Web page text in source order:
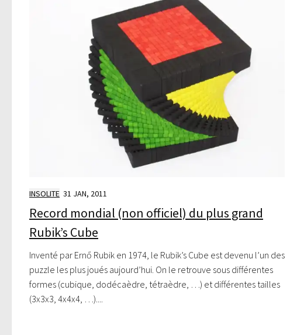
INSOLITE 31 JAN, 2011
Record mondial (non officiel) du plus grand
Rubik’s Cube
Inventé par Ernő Rubik en 1974, le Rubik’s Cube est devenu l’un des
puzzle les plus joués aujourd’hui. On le retrouve sous différentes
formes (cubique, dodécaèdre, tétraèdre, …) et différentes tailles
(3x3x3, 4x4x4, …)....